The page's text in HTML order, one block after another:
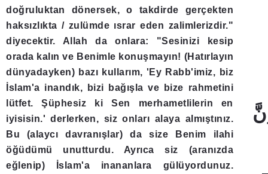
doğruluktan dönersek, o takdirde gerçekten
haksızlıkta / zulümde ısrar eden zalimlerizdir."
diyecektir. Allah da onlara: "Sesinizi kesip
orada kalın ve Benimle konuşmayın! (Hatırlayın
dünyadayken) bazı kullarım, 'Ey Rabb'imiz, biz
İslam'a inandık, bizi bağışla ve bize rahmetini
lütfet. Şüphesiz ki Sen merhametlilerin en
iyisisin.' derlerken, siz onları alaya almıştınız.
Bu (alaycı davranışlar) da size Benim ilahi
öğüdümü unutturdu. Ayrıca siz (aranızda
eğlenip) İslam'a inananlara gülüyordunuz.